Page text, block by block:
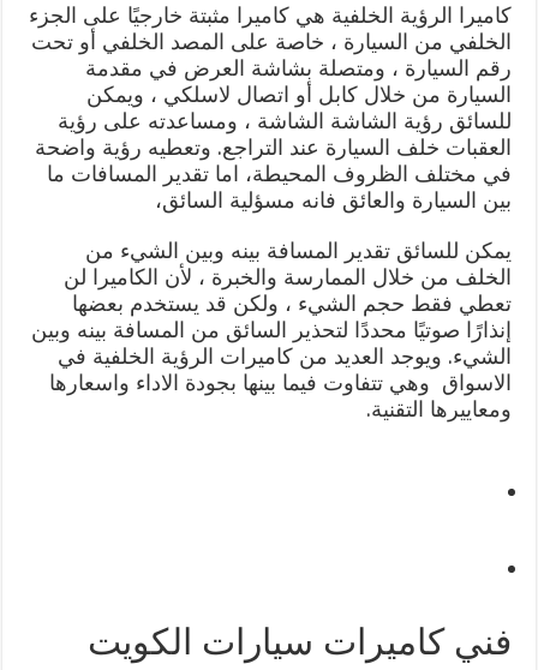
كاميرا الرؤية الخلفية هي كاميرا مثبتة خارجيًا على الجزء
الخلفي من السيارة ، خاصة على المصد الخلفي أو تحت
رقم السيارة ، ومتصلة بشاشة العرض في مقدمة
السيارة من خلال كابل أو اتصال لاسلكي ، ويمكن
للسائق رؤية الشاشة الشاشة ، ومساعدته على رؤية
العقبات خلف السيارة عند التراجع. وتعطيه رؤية واضحة
في مختلف الظروف المحيطة، اما تقدير المسافات ما
بين السيارة والعائق فانه مسؤلية السائق،
يمكن للسائق تقدير المسافة بينه وبين الشيء من
الخلف من خلال الممارسة والخبرة ، لأن الكاميرا لن
تعطي فقط حجم الشيء ، ولكن قد يستخدم بعضها
إنذارًا صوتيًا محددًا لتحذير السائق من المسافة بينه وبين
الشيء. ويوجد العديد من كاميرات الرؤية الخلفية في
الاسواق وهي تتفاوت فيما بينها بجودة الاداء واسعارها
ومعاييرها التقنية.
فني كاميرات سيارات الكويت